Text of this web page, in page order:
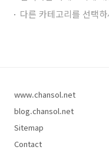
다른 카테고리를 선택
www.chansol.net
blog.chansol.net
Sitemap
Contact